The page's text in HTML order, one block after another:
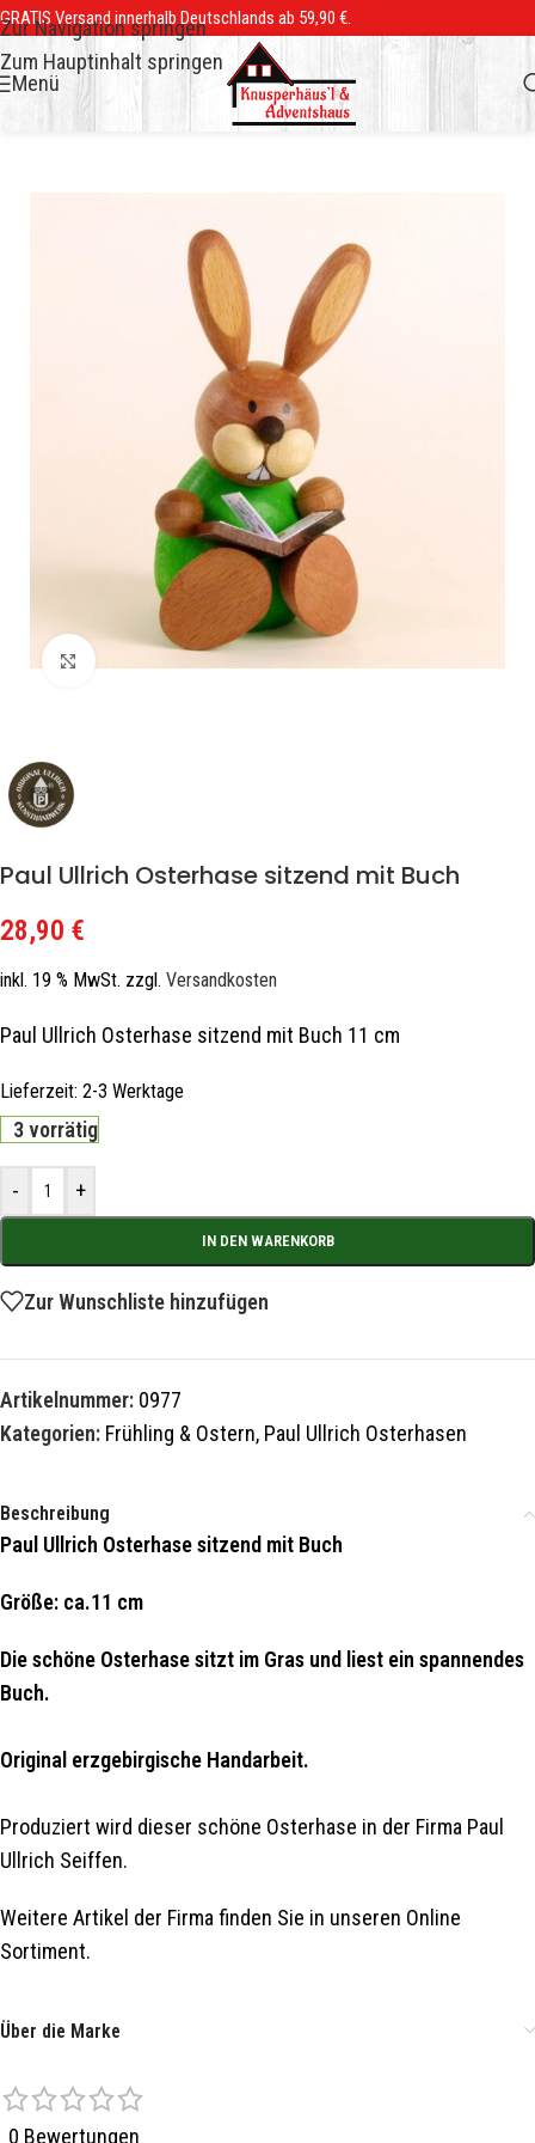
Zur Navigation springen
Zum Hauptinhalt springen
GRATIS Versand innerhalb Deutschlands ab 59,90 €.
Menü
Zum Vergrößern klicken
Paul Ullrich Osterhase sitzend mit Buch
28,90 €
inkl. 19 % MwSt. zzgl. Versandkosten
Paul Ullrich Osterhase sitzend mit Buch 11 cm
Lieferzeit: 2-3 Werktage
3 vorrätig
- +
IN DEN WARENKORB
Zur Wunschliste hinzufügen
Artikelnummer: 0977
Kategorien: Frühling & Ostern, Paul Ullrich Osterhasen
Beschreibung
Paul Ullrich Osterhase sitzend mit Buch
Größe: ca.11 cm
Die schöne Osterhase sitzt im Gras und liest ein spannendes
Buch.
Original erzgebirgische Handarbeit.
Produziert wird dieser schöne Osterhase in der Firma Paul
Ullrich Seiffen.
Weitere Artikel der Firma finden Sie in unseren Online
Sortiment.
Über die Marke
0 Bewertungen